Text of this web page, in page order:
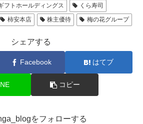
フトホールディングス
くら寿司
柿安本店 株主優待 梅の花グループ
シェアする
Facebook はてブ
コピー
をフォローする